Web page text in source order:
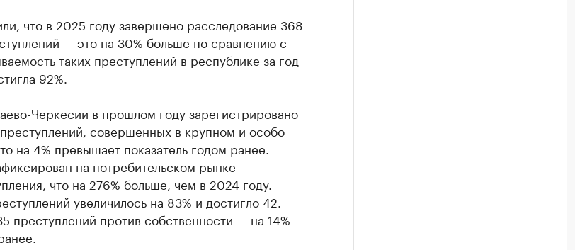
что в 2025 году завершено расследование 368
— это на 30% больше по сравнению с
таких преступлений в республике за год
92%.
Черкесии в прошлом году зарегистрировано
совершенных в крупном и особо
на 4% превышает показатель годом ранее.
на потребительском рынке —
что на 276% больше, чем в 2024 году.
увеличилось на 83% и достигло 42.
преступлений против собственности — на 14%